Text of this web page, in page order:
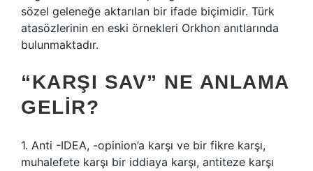
sözel geleneğe aktarılan bir ifade biçimidir. Türk
atasözlerinin en eski örnekleri Orkhon anıtlarında
bulunmaktadır.
“KARŞI SAV” NE ANLAMA
GELIR?
1. Anti -IDEA, -opinion’a karşı ve bir fikre karşı,
muhalefete karşı bir iddiaya karşı, antiteze karşı